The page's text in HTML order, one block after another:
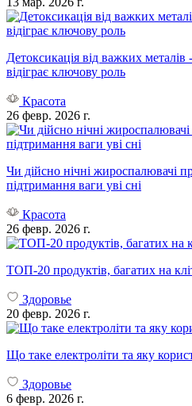
Детоксикація від важких металів
відіграє ключову роль
Красота
26 февр. 2026 г.
Чи дійсно нічні жироспалювачі
підтримання ваги уві сні
Красота
26 февр. 2026 г.
ТОП-20 продуктів, багатих на
Здоровье
20 февр. 2026 г.
Що таке електроліти та яку
Здоровье
6 февр. 2026 г.